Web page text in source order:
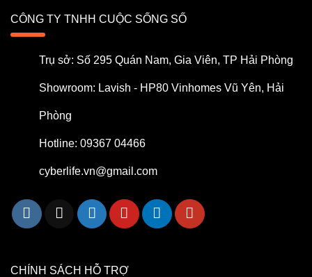
CÔNG TY TNHH CUỘC SỐNG SỐ
Trụ sở: Số 295 Quán Nam, Gia Viên, TP Hải Phòng
Showroom: Lavish - HP80 Vinhomes Vũ Yên, Hải
Phòng
Hotline: 09367 04466
cyberlife.vn@gmail.com
CHÍNH SÁCH HỖ TRỢ